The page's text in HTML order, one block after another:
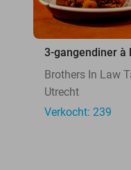
3-gangendiner à
Brothers In Law
Utrecht
Verkocht: 239